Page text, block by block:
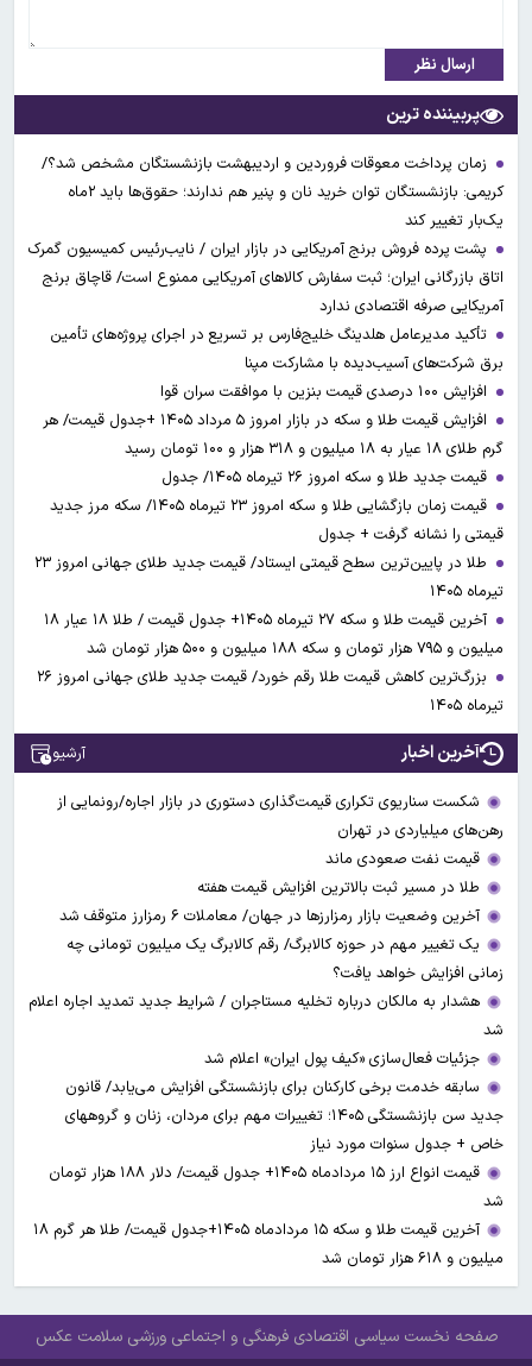
ارسال نظر
پربیننده ترین
زمان پرداخت معوقات فروردین و اردیبهشت بازنشستگان مشخص شد؟/
کریمی: بازنشستگان توان خرید نان و پنیر هم ندارند؛ حقوق‌ها باید ۲ماه
یک‌بار تغییر کند
پشت پرده فروش برنج آمریکایی در بازار ایران / نایب‌رئیس کمیسیون گمرک
اتاق بازرگانی ایران؛ ثبت سفارش کالاهای آمریکایی ممنوع است/ قاچاق برنج
آمریکایی صرفه اقتصادی ندارد
تأکید مدیرعامل هلدینگ خلیج‌فارس بر تسریع در اجرای پروژه‌های تأمین
برق شرکت‌های آسیب‌دیده با مشارکت مپنا
افزایش ۱۰۰ درصدی قیمت بنزین با موافقت سران قوا
افزایش قیمت طلا و سکه در بازار امروز ۵ مرداد ۱۴۰۵ +جدول قیمت/ هر
گرم طلای ۱۸ عیار به ۱۸ میلیون و ۳۱۸ هزار و ۱۰۰ تومان رسید
قیمت جدید طلا و سکه امروز ۲۶ تیرماه ۱۴۰۵/ جدول
قیمت زمان بازگشایی طلا و سکه امروز ۲۳ تیرماه ۱۴۰۵/ سکه مرز جدید
قیمتی را نشانه گرفت + جدول
طلا در پایین‌ترین سطح قیمتی ایستاد/ قیمت جدید طلای جهانی امروز ۲۳
تیرماه ۱۴۰۵
آخرین قیمت طلا و سکه ۲۷ تیرماه ۱۴۰۵+ جدول قیمت / طلا ۱۸ عیار ۱۸
میلیون و ۷۹۵ هزار تومان و سکه ۱۸۸ میلیون و ۵۰۰ هزار تومان شد
بزرگ‌ترین کاهش قیمت طلا رقم خورد/ قیمت جدید طلای جهانی امروز ۲۶
تیرماه ۱۴۰۵
آخرین اخبار آرشیو
شکست سناریوی تکراری قیمت‌گذاری دستوری در بازار اجاره/رونمایی از
رهن‌های میلیاردی در تهران
قیمت نفت صعودی ماند
طلا در مسیر ثبت بالاترین افزایش قیمت هفته
آخرین وضعیت بازار رمزارزها در جهان/ معاملات ۶ رمزارز متوقف شد
یک تغییر مهم در حوزه کالابرگ/ رقم کالابرگ یک میلیون تومانی چه
زمانی افزایش خواهد یافت؟
هشدار به مالکان درباره تخلیه مستاجران / شرایط جدید تمدید اجاره اعلام
شد
جزئیات فعال‌سازی «کیف پول ایران» اعلام شد
سابقه خدمت برخی کارکنان برای بازنشستگی افزایش می‌یابد/ قانون
جدید سن بازنشستگی ۱۴۰۵؛ تغییرات مهم برای مردان، زنان و گروههای
خاص + جدول سنوات مورد نیاز
قیمت انواع ارز ۱۵ مردادماه ۱۴۰۵+ جدول قیمت/ دلار ۱۸۸ هزار تومان
شد
آخرین قیمت طلا و سکه ۱۵ مردادماه ۱۴۰۵+جدول قیمت/ طلا هر گرم ۱۸
میلیون و ۶۱۸ هزار تومان شد
صفحه نخست سیاسی اقتصادی فرهنگی و اجتماعی ورزشی سلامت عکس